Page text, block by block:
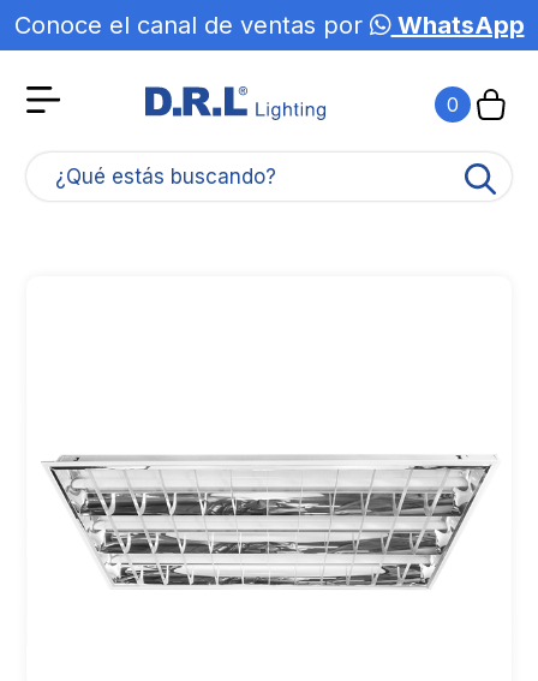
Conoce el canal de ventas por WhatsApp
0
¿Qué estás buscando?
Agotado